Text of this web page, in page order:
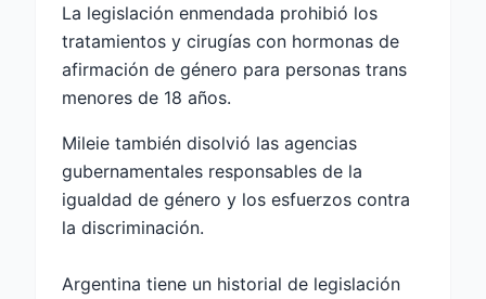
La legislación enmendada prohibió los
tratamientos y cirugías con hormonas de
afirmación de género para personas trans
menores de 18 años.
Mileie también disolvió las agencias
gubernamentales responsables de la
igualdad de género y los esfuerzos contra
la discriminación.
Argentina tiene un historial de legislación